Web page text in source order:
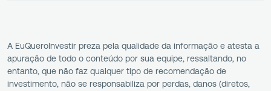
A EuQueroInvestir preza pela qualidade da informação e atesta a
apuração de todo o conteúdo por sua equipe, ressaltando, no
entanto, que não faz qualquer tipo de recomendação de
investimento, não se responsabiliza por perdas, danos (diretos,